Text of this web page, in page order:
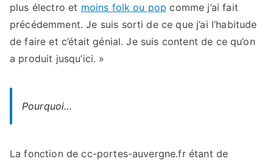
plus électro et moins folk ou pop comme j’ai fait
précédemment. Je suis sorti de ce que j’ai l’habitude
de faire et c’était génial. Je suis content de ce qu’on
a produit jusqu’ici. »
Pourquoi…
La fonction de cc-portes-auvergne.fr étant de